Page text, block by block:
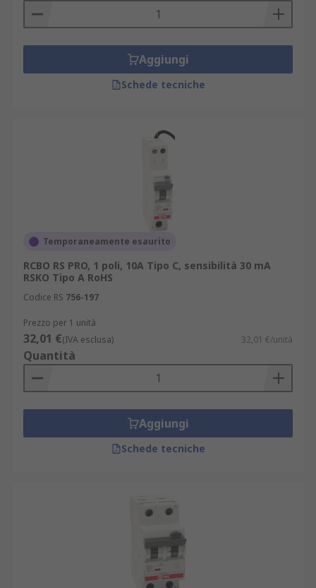
Aggiungi
Schede tecniche
Temporaneamente esaurito
RCBO RS PRO, 1 poli, 10A Tipo C, sensibilità 30 mA
RSKO Tipo A RoHS
Codice RS 756-197
Prezzo per 1 unità
32,01 €(IVA esclusa) 32,01 €/unità
Quantità
Aggiungi
Schede tecniche